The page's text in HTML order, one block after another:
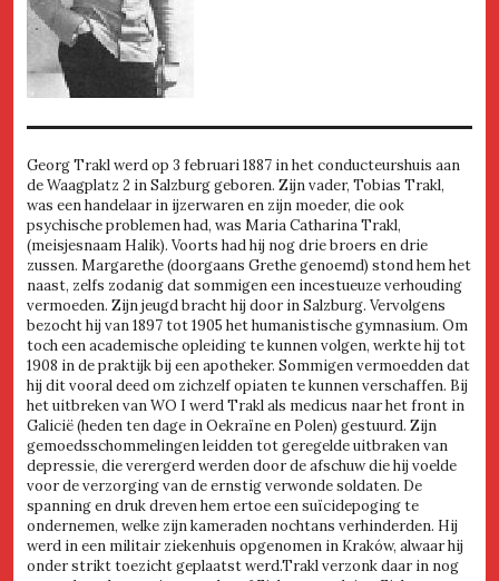
Georg Trakl werd op 3 februari 1887 in het conducteurshuis aan
de Waagplatz 2 in Salzburg geboren. Zijn vader, Tobias Trakl,
was een handelaar in ijzerwaren en zijn moeder, die ook
psychische problemen had, was Maria Catharina Trakl,
(meisjesnaam Halik). Voorts had hij nog drie broers en drie
zussen. Margarethe (doorgaans Grethe genoemd) stond hem het
naast, zelfs zodanig dat sommigen een incestueuze verhouding
vermoeden. Zijn jeugd bracht hij door in Salzburg. Vervolgens
bezocht hij van 1897 tot 1905 het humanistische gymnasium. Om
toch een academische opleiding te kunnen volgen, werkte hij tot
1908 in de praktijk bij een apotheker. Sommigen vermoedden dat
hij dit vooral deed om zichzelf opiaten te kunnen verschaffen. Bij
het uitbreken van WO I werd Trakl als medicus naar het front in
Galicië (heden ten dage in Oekraïne en Polen) gestuurd. Zijn
gemoedsschommelingen leidden tot geregelde uitbraken van
depressie, die verergerd werden door de afschuw die hij voelde
voor de verzorging van de ernstig verwonde soldaten. De
spanning en druk dreven hem ertoe een suïcidepoging te
ondernemen, welke zijn kameraden nochtans verhinderden. Hij
werd in een militair ziekenhuis opgenomen in Kraków, alwaar hij
onder strikt toezicht geplaatst werd.Trakl verzonk daar in nog